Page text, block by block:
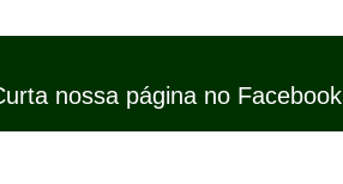
nossa página no Facebook